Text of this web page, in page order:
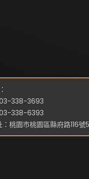
338-3693
338-6393
：桃園市桃園區縣府路116號